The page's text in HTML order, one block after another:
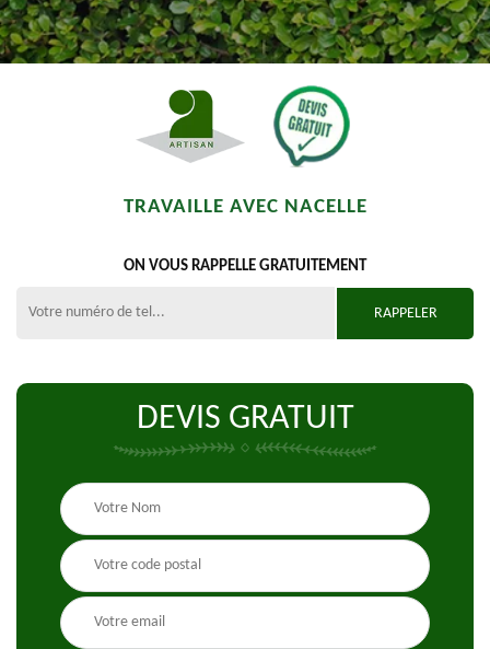
TRAVAILLE AVEC NACELLE
ON VOUS RAPPELLE GRATUITEMENT
DEVIS GRATUIT